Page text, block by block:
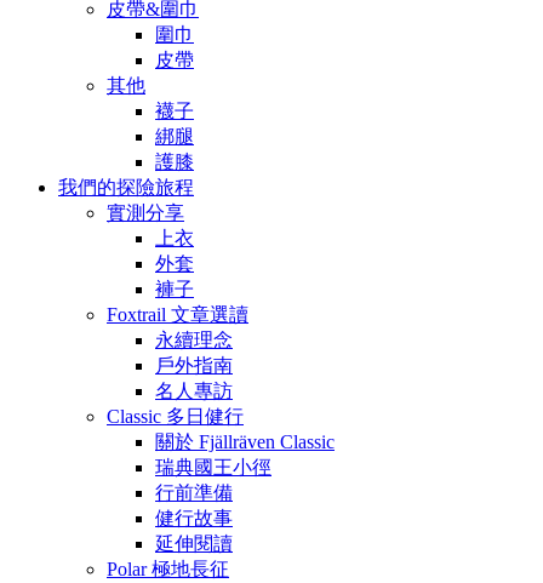
皮帶&圍巾
圍巾
皮帶
其他
襪子
綁腿
護膝
我們的探險旅程
實測分享
上衣
外套
褲子
Foxtrail 文章選讀
永續理念
戶外指南
名人專訪
Classic 多日健行
關於 Fjällräven Classic
瑞典國王小徑
行前準備
健行故事
延伸閱讀
Polar 極地長征